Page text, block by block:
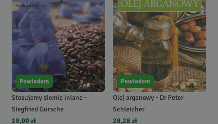
Powiadom
Stosujemy siemię lniane -
Siegfried Gursche
19,00 zł
Powiadom
Olej arganowy - Dr Peter
Schleicher
28,28 zł